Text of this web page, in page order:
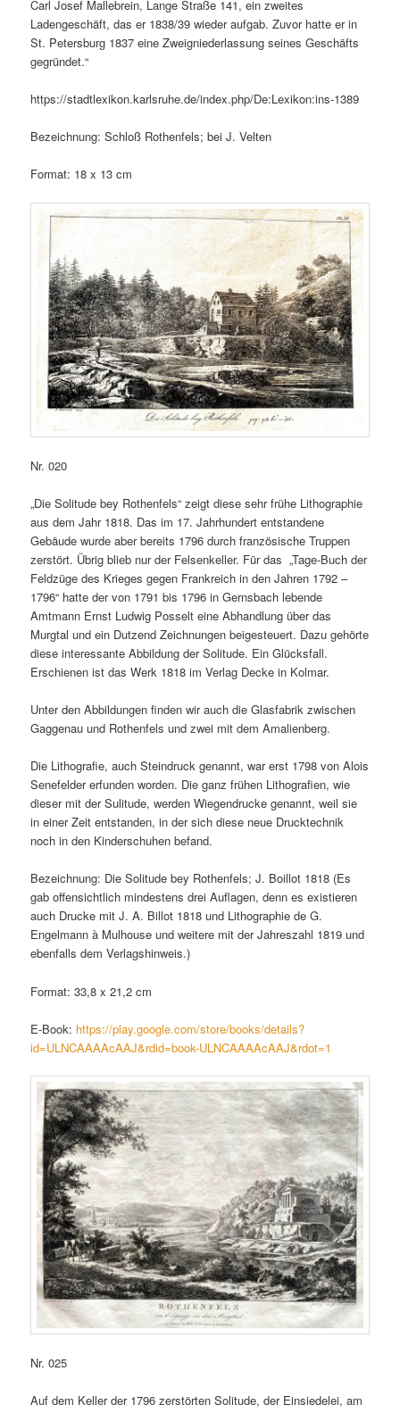
Carl Josef Mallebrein, Lange Straße 141, ein zweites
Ladengeschäft, das er 1838/39 wieder aufgab. Zuvor hatte er in
St. Petersburg 1837 eine Zweigniederlassung seines Geschäfts
gegründet.“
https://stadtlexikon.karlsruhe.de/index.php/De:Lexikon:ins-1389
Bezeichnung: Schloß Rothenfels; bei J. Velten
Format: 18 x 13 cm
Nr. 020
„Die Solitude bey Rothenfels“ zeigt diese sehr frühe Lithographie
aus dem Jahr 1818. Das im 17. Jahrhundert entstandene
Gebäude wurde aber bereits 1796 durch französische Truppen
zerstört. Übrig blieb nur der Felsenkeller. Für das „Tage-Buch der
Feldzüge des Krieges gegen Frankreich in den Jahren 1792 –
1796“ hatte der von 1791 bis 1796 in Gernsbach lebende
Amtmann Ernst Ludwig Posselt eine Abhandlung über das
Murgtal und ein Dutzend Zeichnungen beigesteuert. Dazu gehörte
diese interessante Abbildung der Solitude. Ein Glücksfall.
Erschienen ist das Werk 1818 im Verlag Decke in Kolmar.
Unter den Abbildungen finden wir auch die Glasfabrik zwischen
Gaggenau und Rothenfels und zwei mit dem Amalienberg.
Die Lithografie, auch Steindruck genannt, war erst 1798 von Alois
Senefelder erfunden worden. Die ganz frühen Lithografien, wie
dieser mit der Sulitude, werden Wiegendrucke genannt, weil sie
in einer Zeit entstanden, in der sich diese neue Drucktechnik
noch in den Kinderschuhen befand.
Bezeichnung: Die Solitude bey Rothenfels; J. Boillot 1818 (Es
gab offensichtlich mindestens drei Auflagen, denn es existieren
auch Drucke mit J. A. Billot 1818 und Lithographie de G.
Engelmann à Mulhouse und weitere mit der Jahreszahl 1819 und
ebenfalls dem Verlagshinweis.)
Format: 33,8 x 21,2 cm
E-Book: https://play.google.com/store/books/details?
id=ULNCAAAAcAAJ&rdid=book-ULNCAAAAcAAJ&rdot=1
Nr. 025
Auf dem Keller der 1796 zerstörten Solitude, der Einsiedelei, am